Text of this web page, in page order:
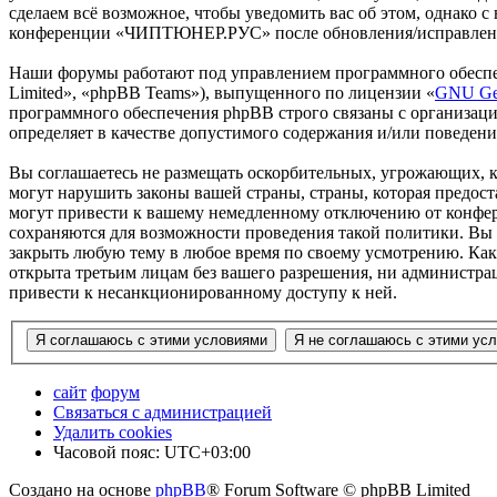
сделаем всё возможное, чтобы уведомить вас об этом, однако
конференции «ЧИПТЮНЕР.РУС» после обновления/
Наши форумы работают под управлением программного
Limited», «phpBB Teams»), выпущенного по лицензии «GNU
программного обеспечения phpBB строго связаны с
определяет в качестве допустимого содержания и/или
Вы соглашаетесь не размещать оскорбительных,
могут нарушить законы вашей страны, страны, которая
могут привести к вашему немедленному отключению от
сохраняются для возможности проведения такой политики.
закрыть любую тему в любое время по своему усмотрению. Как
открыта третьим лицам без вашего разрешения, ни
привести к несанкционированному доступу к ней.
сайт форум
Связаться с администрацией
Удалить cookies
Часовой пояс: UTC+03:00
Создано на основе phpBB® Forum Software © phpBB Limited